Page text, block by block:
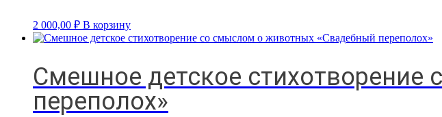
2 000,00 ₽ В корзину
Смешное детское
переполох»